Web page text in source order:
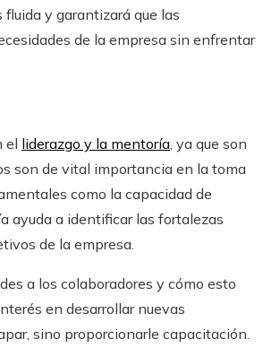
y garantizará que las
de la empresa sin enfrentar
el liderazgo y la mentoría , ya que son
son de vital importancia en la toma
como la capacidad de
ayuda a identificar las fortalezas
de la empresa.
a los colaboradores y cómo esto
en desarrollar nuevas
sino proporcionarle capacitación.